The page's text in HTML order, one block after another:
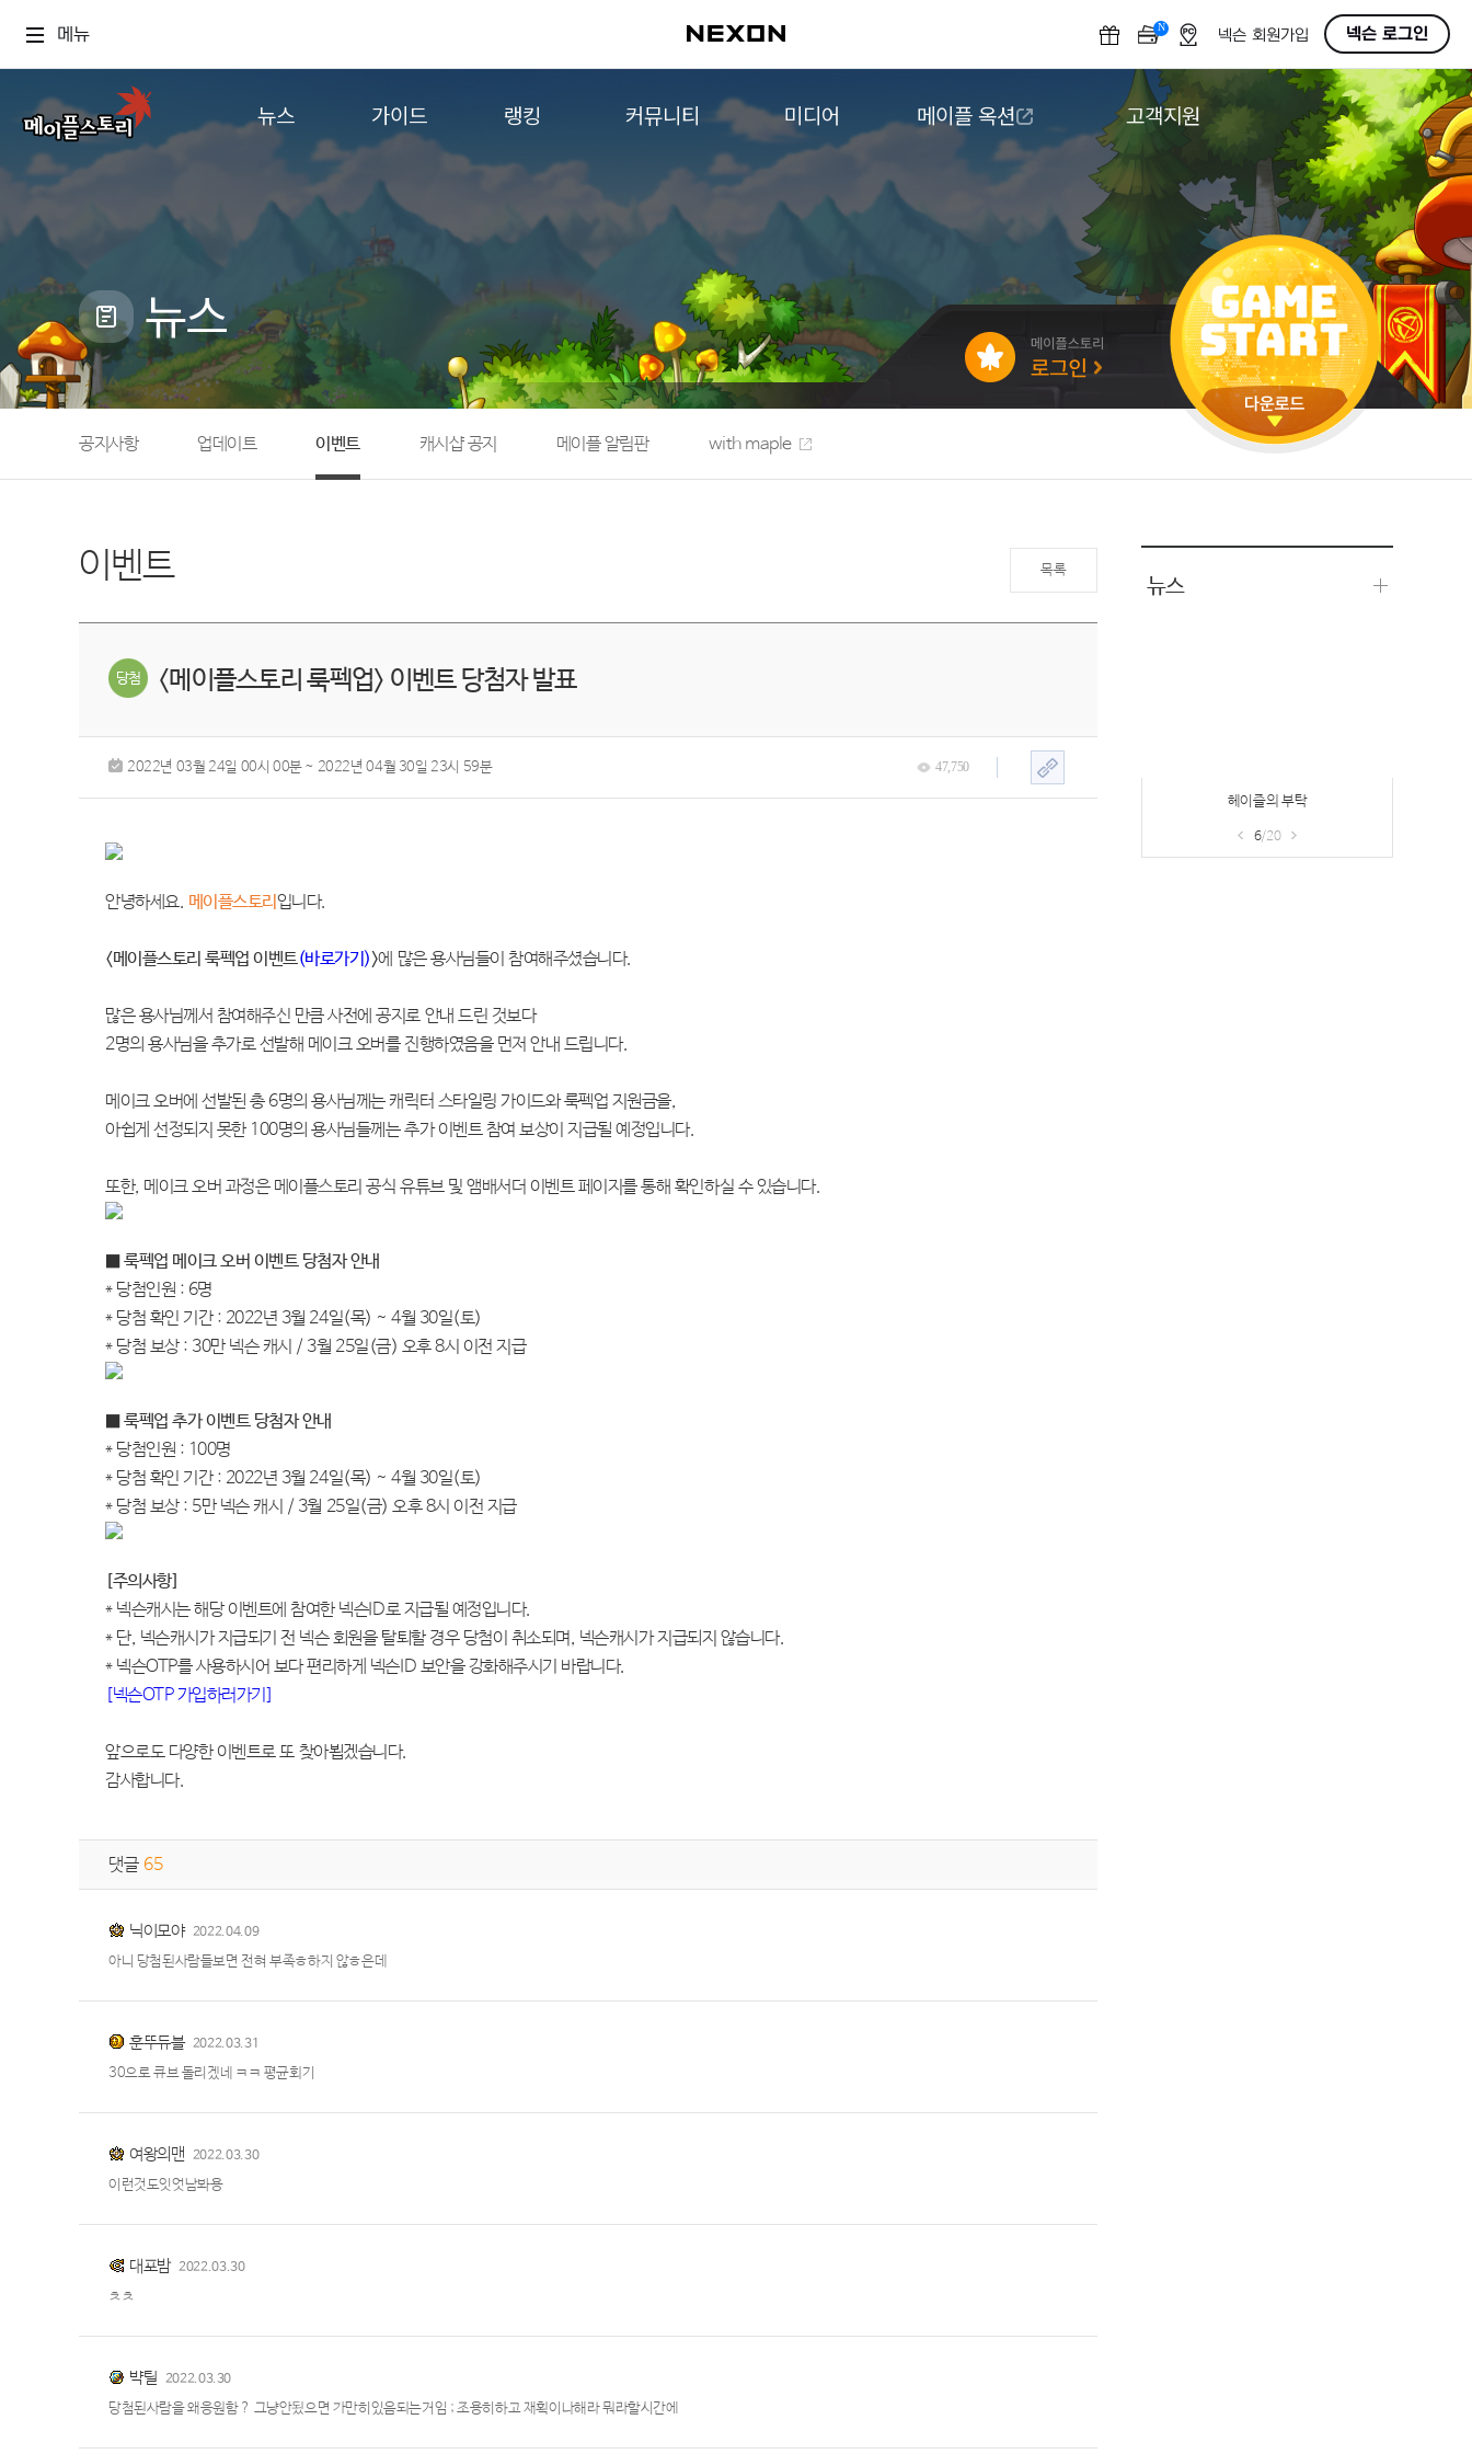
메뉴 N OFF넥슨 회원가입 넥슨 로그인
뉴스
공지사항
업데이트
캐시샵 공지
메이플 알림판
with maple
가이드
게임정보
직업소개
확률형 아이템
NEXON NOW
랭킹
컨텐츠 랭킹
커뮤니티
자유게시판
메이플 아트
메이플스토리 파트너스
AI Style Finder
미니게임
커뮤니티 아카이브
미디어
영상
메이플 옥션 고객지원
도움말/1:1문의
버그악용/불법프로그램 신고
게임 접근성
뉴스
공지사항 업데이트 이벤트 캐시샵 공지 메이플 알림판 with maple
이벤트 목록
<메이플스토리 룩펙업> 이벤트 당첨자 발표
2022년 03월 24일 00시 00분 ~ 2022년 04월 30일 23시 59분 47,750
안녕하세요. 메이플스토리 입니다.
<메이플스토리 룩펙업 이벤트(바로가기)>에 많은 용사님들이 참여해주셨습니다.
많은 용사님께서 참여해주신 만큼 사전에 공지로 안내 드린 것보다
2명의 용사님을 추가로 선발해 메이크 오버를 진행하였음을 먼저 안내 드립니다.
메이크 오버에 선발된 총6명의 용사님께는 캐릭터 스타일링 가이드와 룩펙업 지원금을,
아쉽게 선정되지 못한100명의 용사님들께는 추가 이벤트 참여 보상이 지급될 예정입니다.
또한, 메이크 오버 과정은 메이플스토리 공식 유튜브 및 앰배서더 이벤트 페이지를 통해 확인하실 수 있습니다.
■ 룩펙업 메이크 오버 이벤트 당첨자 안내
* 당첨인원 : 6명
* 당첨 확인 기간: 2022년 3월 24일(목) ~ 4월 30일(토)
* 당첨 보상: 30만 넥슨 캐시 / 3월 25일(금) 오후8시 이전 지급
■ 룩펙업 추가 이벤트 당첨자 안내
* 당첨인원 : 100명
* 당첨 확인 기간: 2022년 3월 24일(목) ~ 4월 30일(토)
* 당첨 보상: 5만 넥슨 캐시 / 3월 25일(금)오후8시 이전 지급
[주의사항]
* 넥슨캐시는 해당 이벤트에 참여한 넥슨ID로 지급될 예정입니다.
* 단, 넥슨캐시가 지급되기 전 넥슨 회원을 탈퇴할 경우 당첨이 취소되며, 넥슨캐시가 지급되지 않습니다.
* 넥슨OTP를 사용하시어 보다 편리하게 넥슨ID 보안을 강화해주시기 바랍니다.
[넥슨OTP가입하러가기]
앞으로도 다양한 이벤트로 또 찾아뵙겠습니다.
감사합니다.
댓글 65
닉이모야 2022.04.09
아니 당첨된사람들보면 전혀 부족ㅎ하지 않ㅎ은데
훈뚜듀블 2022.03.31
30으로 큐브 돌리겠네 ㅋㅋ 평균회기
여왕의맨 2022.03.30
이런것도잇엇남봐용
대포밤 2022.03.30
ㅊㅊ
뱍틸 2022.03.30
당첨된사람을 왜응원함 ? 그냥안됬으면 가만히있음되는거임 ; 조용히하고 재획이나해라 뭐라할시간에
뉴스
프리미엄PC방 접속보상 이벤트 & 기프
7/20